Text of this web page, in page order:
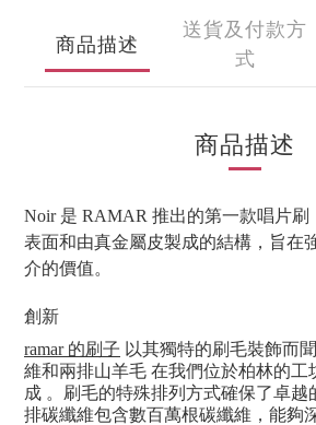
商品描述
送貨及付款方
式
商品描述
Noir 是 RAMAR 推出的第一款唱片刷
表面和由真金屬皮製成的結構，旨在
介的價值。
創新
ramar 的刷子 以其獨特的刷毛裝飾而
維和兩排山羊毛 在我們位於柏林的工
成 。刷毛的特殊排列方式確保了卓越
排碳纖維包含數百萬根碳纖維，能夠